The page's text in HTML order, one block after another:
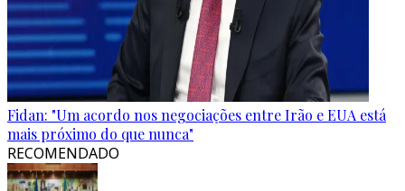
Fidan: "Um acordo nos negociações entre Irão e EUA está
mais próximo do que nunca"
RECOMENDADO